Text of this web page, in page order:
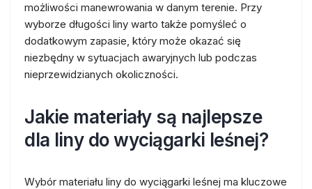
możliwości manewrowania w danym terenie. Przy
wyborze długości liny warto także pomyśleć o
dodatkowym zapasie, który może okazać się
niezbędny w sytuacjach awaryjnych lub podczas
nieprzewidzianych okoliczności.
Jakie materiały są najlepsze
dla liny do wyciągarki leśnej?
Wybór materiału liny do wyciągarki leśnej ma kluczowe